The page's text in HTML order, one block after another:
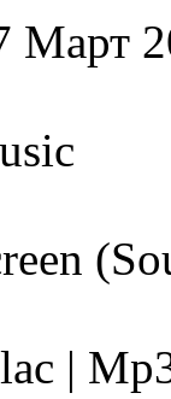
Мaрт
|